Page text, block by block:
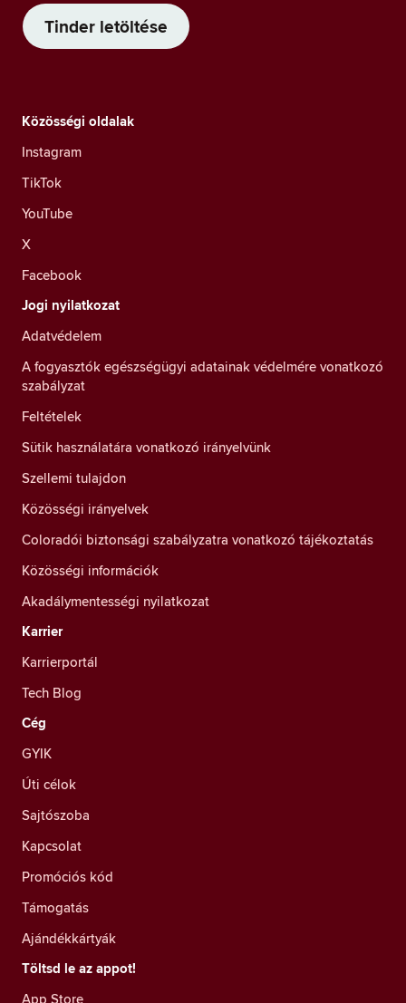
Tinder letöltése
Közösségi oldalak
Instagram
TikTok
YouTube
X
Facebook
Jogi nyilatkozat
Adatvédelem
A fogyasztók egészségügyi adatainak védelmére vonatkozó
szabályzat
Feltételek
Sütik használatára vonatkozó irányelvünk
Szellemi tulajdon
Közösségi irányelvek
Coloradói biztonsági szabályzatra vonatkozó tájékoztatás
Közösségi információk
Akadálymentességi nyilatkozat
Karrier
Karrierportál
Tech Blog
Cég
GYIK
Úti célok
Sajtószoba
Kapcsolat
Promóciós kód
Támogatás
Ajándékkártyák
Töltsd le az appot!
App Store